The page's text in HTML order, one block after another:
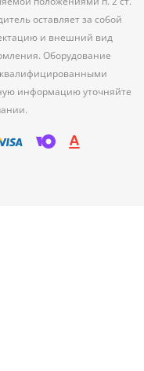
оставляет за собой
и внешний вид
Оборудование
квалифицированными
информацию уточняйте